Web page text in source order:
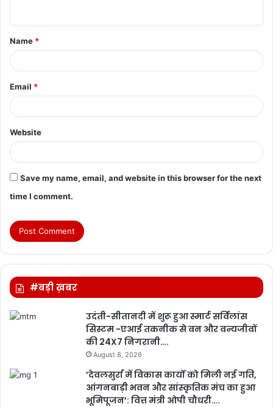
t
*
Name *
Email *
Website
Save my name, email, and website in this browser for the next
time I comment.
#बड़ी ख़बर
उदंती-सीतानदी में शुरू हुआ स्मार्ट सर्विलांस
सिस्टम -एआई तकनीक से वन और वन्यजीवों
की 24X7 निगरानी….
August 8, 2026
’देवलसुर्रा में विकास कार्यों को मिली नई गति,
आंगनबाड़ी भवन और सांस्कृतिक मंच का हुआ
भूमिपूजन’: वित्त मंत्री ओपी चौधरी….